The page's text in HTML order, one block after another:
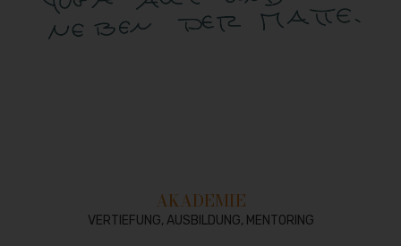
AKADEMIE
VERTIEFUNG, AUSBILDUNG, MENTORING